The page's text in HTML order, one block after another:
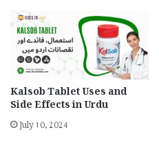
Kalsob Tablet Uses and
Side Effects in Urdu
July 10, 2024